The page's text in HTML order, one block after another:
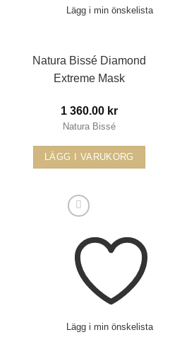
Lägg i min önskelista
Natura Bissé Diamond
Extreme Mask
1 360.00 kr
Natura Bissé
LÄGG I VARUKORG
Lägg i min önskelista